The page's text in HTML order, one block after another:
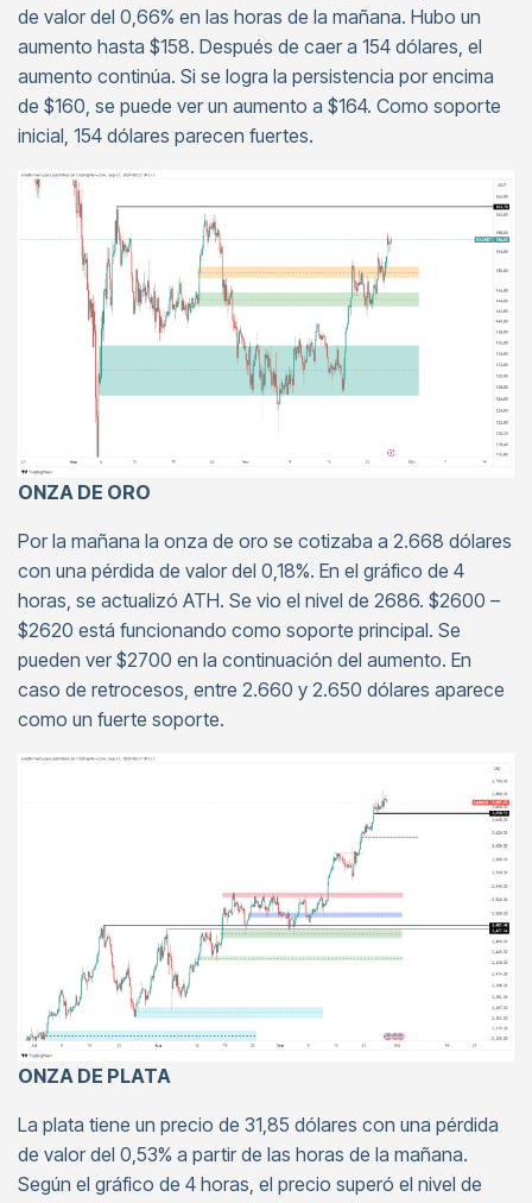
de valor del 0,66% en las horas de la mañana. Hubo un
aumento hasta $158. Después de caer a 154 dólares, el
aumento continúa. Si se logra la persistencia por encima
de $160, se puede ver un aumento a $164. Como soporte
inicial, 154 dólares parecen fuertes.
ONZA DE ORO
Por la mañana la onza de oro se cotizaba a 2.668 dólares
con una pérdida de valor del 0,18%. En el gráfico de 4
horas, se actualizó ATH. Se vio el nivel de 2686. $2600 –
$2620 está funcionando como soporte principal. Se
pueden ver $2700 en la continuación del aumento. En
caso de retrocesos, entre 2.660 y 2.650 dólares aparece
como un fuerte soporte.
ONZA DE PLATA
La plata tiene un precio de 31,85 dólares con una pérdida
de valor del 0,53% a partir de las horas de la mañana.
Según el gráfico de 4 horas, el precio superó el nivel de